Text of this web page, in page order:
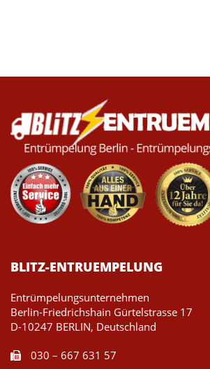
BLITZ-ENTRUEMPELUNG
Entrümpelungsunternehmen
Berlin-Friedrichshain Gürtelstrasse 17
D-10247 BERLIN, Deutschland
030 – 667 631 57